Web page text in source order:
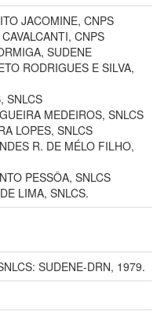
JACOMINE, CNPS
CNPS
SUDENE
RODRIGUES E SILVA,
SNLCS
MEDEIROS, SNLCS
LOPES, SNLCS
R. DE MÉLO FILHO,
PESSÔA, SNLCS
LIMA, SNLCS.
SUDENE-DRN, 1979.